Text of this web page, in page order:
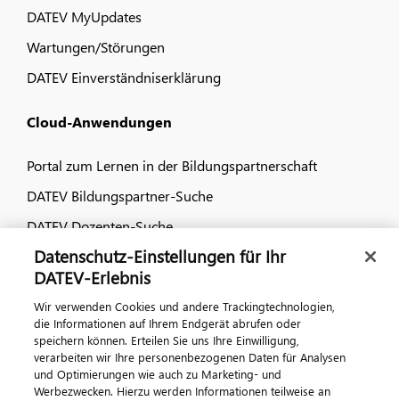
DATEV MyUpdates
Wartungen/Störungen
DATEV Einverständniserklärung
Cloud-Anwendungen
Portal zum Lernen in der Bildungspartnerschaft
DATEV Bildungspartner-Suche
DATEV Dozenten-Suche
Dialog & Medien
Veranstaltungen
DATEV magazin
DATEV-Community
Datenschutz-Einstellungen für Ihr
DATEV-Erlebnis
Wir verwenden Cookies und andere Trackingtechnologien,
die Informationen auf Ihrem Endgerät abrufen oder
speichern können. Erteilen Sie uns Ihre Einwilligung,
verarbeiten wir Ihre personenbezogenen Daten für Analysen
und Optimierungen wie auch zu Marketing- und
Werbezwecken. Hierzu werden Informationen teilweise an